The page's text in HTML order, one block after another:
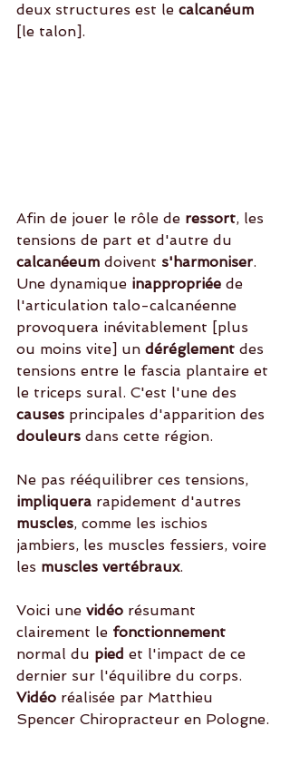
deux structures est le calcanéum
[le talon].
Afin de jouer le rôle de ressort, les
tensions de part et d'autre du
calcanéeum doivent s'harmoniser.
Une dynamique inappropriée de
l'articulation talo-calcanéenne
provoquera inévitablement [plus
ou moins vite] un déréglement des
tensions entre le fascia plantaire et
le triceps sural. C'est l'une des
causes principales d'apparition des
douleurs dans cette région.
Ne pas rééquilibrer ces tensions,
impliquera rapidement d'autres
muscles, comme les ischios
jambiers, les muscles fessiers, voire
les muscles vertébraux.
Voici une vidéo résumant
clairement le fonctionnement
normal du pied et l'impact de ce
dernier sur l'équilibre du corps.
Vidéo réalisée par Matthieu
Spencer Chiropracteur en Pologne.